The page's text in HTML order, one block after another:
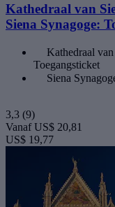
Kathedraal van
Siena Synagoge:
Kathedraal
Toegangsticket
Siena
3,3 (9)
Vanaf US$ 20,81
US$ 19,77